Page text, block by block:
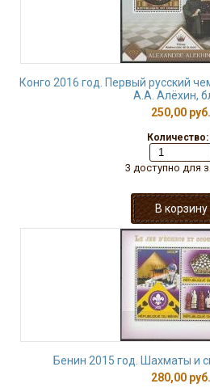
Конго 2016 год. Первый русский
А.А. Алёхин,
250,00 руб.
Количество:
3 доступно для
Бенин 2015 год. Шахматы и
280,00 руб.